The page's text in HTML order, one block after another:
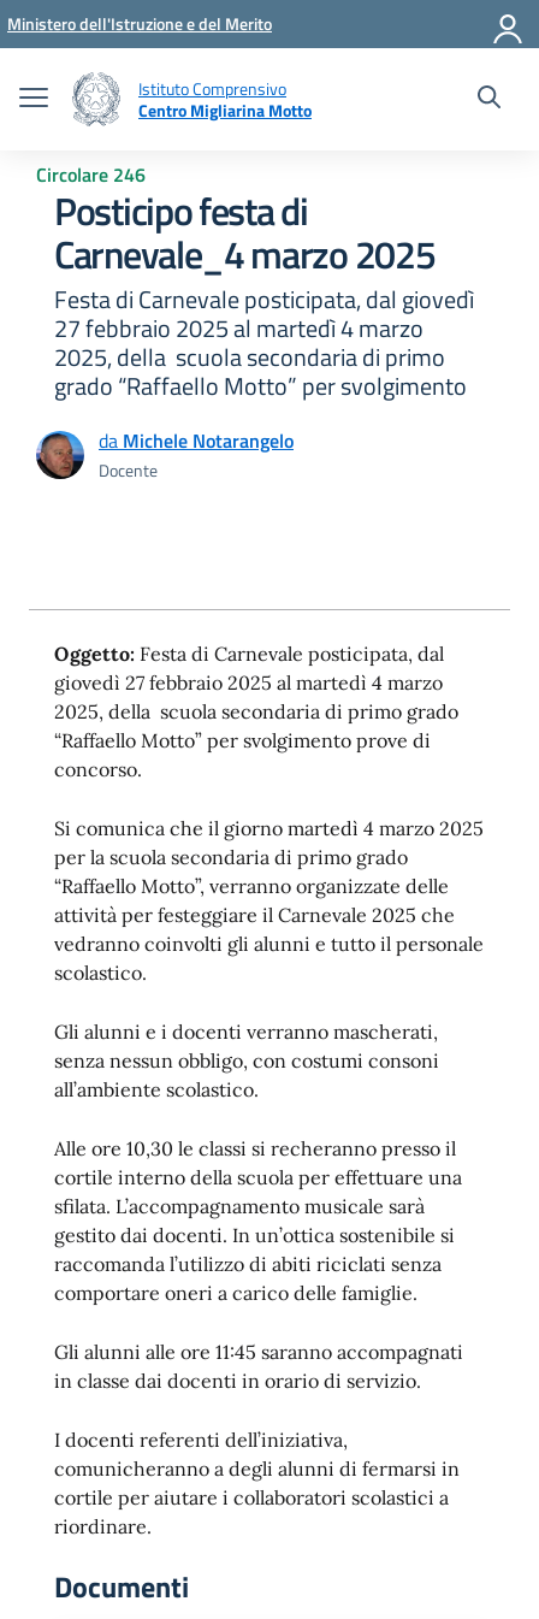
Vai ai contenuti
Vai al menu di navigazione
Vai al footer
Ministero dell'Istruzione e del Merito
Istituto Comprensivo
Centro Migliarina Motto
Circolare 246
Posticipo festa di
Carnevale_4 marzo 2025
Festa di Carnevale posticipata, dal giovedì
27 febbraio 2025 al martedì 4 marzo
2025, della scuola secondaria di primo
grado “Raffaello Motto” per svolgimento
da Michele Notarangelo
Docente
Oggetto: Festa di Carnevale posticipata, dal
giovedì 27 febbraio 2025 al martedì 4 marzo
2025, della scuola secondaria di primo grado
“Raffaello Motto” per svolgimento prove di
concorso.
Si comunica che il giorno martedì 4 marzo 2025
per la scuola secondaria di primo grado
“Raffaello Motto”, verranno organizzate delle
attività per festeggiare il Carnevale 2025 che
vedranno coinvolti gli alunni e tutto il personale
scolastico.
Gli alunni e i docenti verranno mascherati,
senza nessun obbligo, con costumi consoni
all’ambiente scolastico.
Alle ore 10,30 le classi si recheranno presso il
cortile interno della scuola per effettuare una
sfilata. L’accompagnamento musicale sarà
gestito dai docenti. In un’ottica sostenibile si
raccomanda l’utilizzo di abiti riciclati senza
comportare oneri a carico delle famiglie.
Gli alunni alle ore 11:45 saranno accompagnati
in classe dai docenti in orario di servizio.
I docenti referenti dell’iniziativa,
comunicheranno a degli alunni di fermarsi in
cortile per aiutare i collaboratori scolastici a
riordinare.
Documenti